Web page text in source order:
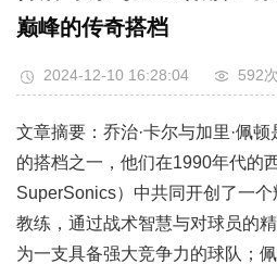
巅峰的传奇搭档
2024-12-10 16:28:04 592次
文章摘要：乔治·卡尔与加里·佩
的搭档之一，他们在1990年代的
SuperSonics）中共同开创了一
教练，通过战术智慧与对球员的
为一支具备强大竞争力的球队；